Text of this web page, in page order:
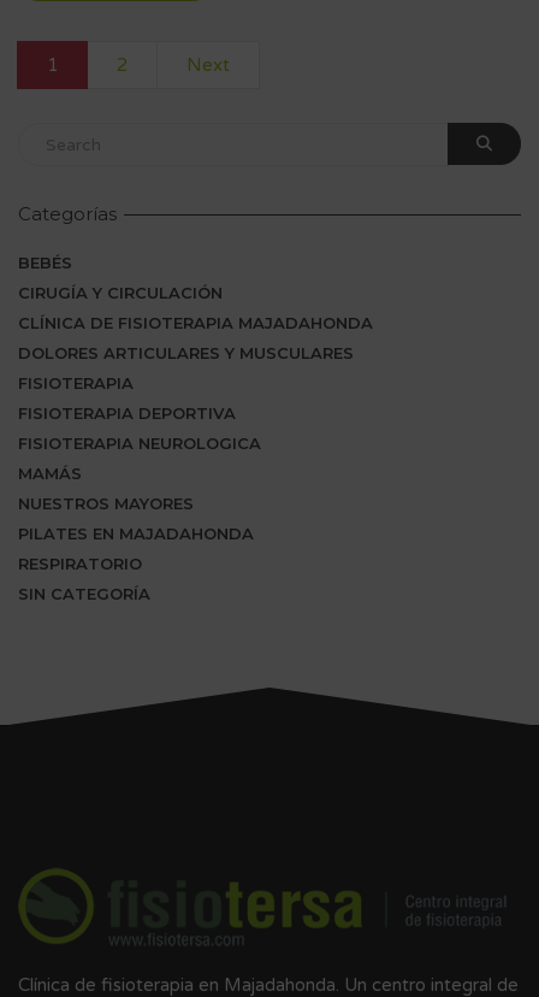
1 2 Next
Categorías
BEBÉS
CIRUGÍA Y CIRCULACIÓN
CLÍNICA DE FISIOTERAPIA MAJADAHONDA
DOLORES ARTICULARES Y MUSCULARES
FISIOTERAPIA
FISIOTERAPIA DEPORTIVA
FISIOTERAPIA NEUROLOGICA
MAMÁS
NUESTROS MAYORES
PILATES EN MAJADAHONDA
RESPIRATORIO
SIN CATEGORÍA
Clínica de fisioterapia en Majadahonda. Un centro integral de